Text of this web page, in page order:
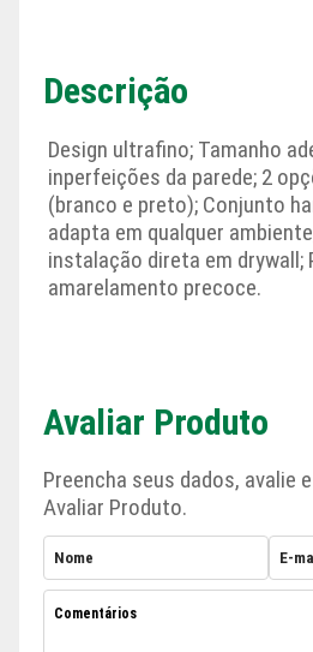
Descrição
Design ultrafino; Tamanho
inperfeições da parede; 2
(branco e preto); Conjunto
adapta em qualquer
instalação direta em
amarelamento precoce.
Avaliar Produto
Preencha seus dados, avalie
Avaliar Produto.